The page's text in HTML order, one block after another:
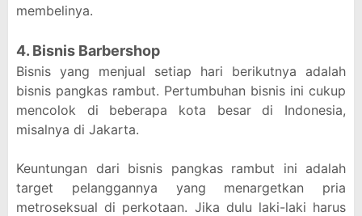
membelinya.
4. Bisnis Barbershop
Bisnis yang menjual setiap hari berikutnya adalah
bisnis pangkas rambut. Pertumbuhan bisnis ini cukup
mencolok di beberapa kota besar di Indonesia,
misalnya di Jakarta.
Keuntungan dari bisnis pangkas rambut ini adalah
target pelanggannya yang menargetkan pria
metroseksual di perkotaan. Jika dulu laki-laki harus